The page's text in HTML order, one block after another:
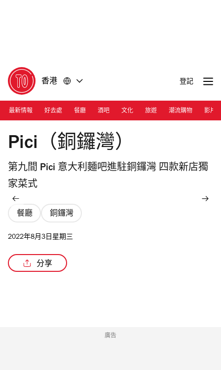
香港 登記
最新情報 好去處 餐廳 酒吧 文化 旅遊 潮流購物 影片
Photograph: Courtesy Pici
Pici（銅鑼灣）
第九間 Pici 意大利麵吧進駐銅鑼灣 四款新店獨
家菜式
餐廳 銅鑼灣
2022年8月3日星期三
分享
廣告